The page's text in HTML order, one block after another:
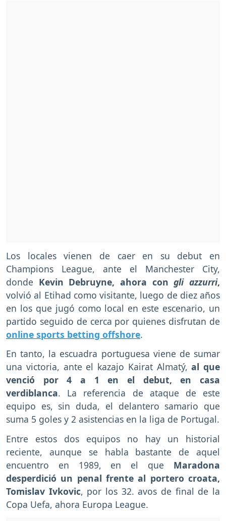
Los locales vienen de caer en su debut en
Champions League, ante el Manchester City,
donde Kevin Debruyne, ahora congli azzurri,
volvió al Etihad como visitante, luego de diez años
en los que jugó como local en este escenario, un
partido seguido de cerca por quienes disfrutan de
online sports betting offshore.
En tanto, la escuadra portuguesa viene de sumar
una victoria, ante el kazajo Kairat Almatý,al que
venció por 4 a 1 en el debut, en casa
verdiblanca. La referencia de ataque de este
equipo es, sin duda, el delantero samario que
suma 5 goles y 2 asistencias en la liga de Portugal.
Entre estos dos equipos no hay un historial
reciente, aunque se habla bastante de aquel
encuentro en 1989, en el que Maradona
desperdició un penal frente al portero croata,
Tomislav Ivkovic, por los 32. avos de final de la
Copa Uefa, ahora Europa League.